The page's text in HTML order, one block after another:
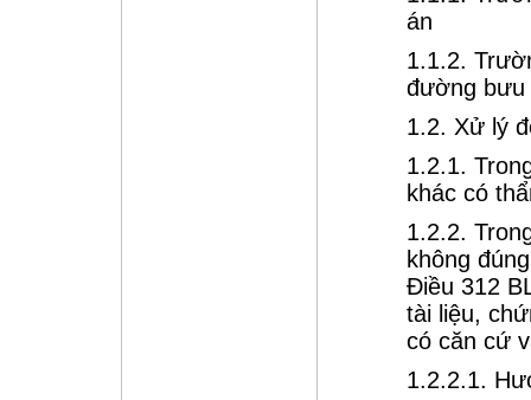
án
1.1.2.
đường bưu
1.2. Xử lý
1.2.1.
khác có
1.2.2.
không
Điều 312
tài liệu,
có căn cứ
1.2.2.1.